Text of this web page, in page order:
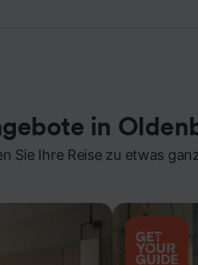
in
Sie Ihre Reise zu etwas